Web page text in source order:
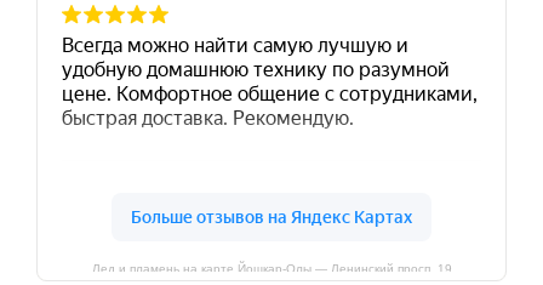
Лед и пламень на карте Йошкар‑Олы — Ленинский просп.,19